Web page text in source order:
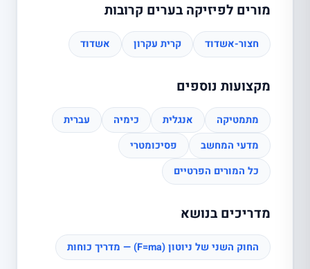
מורים לפיזיקה בערים קרובות
חצור-אשדוד קרית עקרון אשדוד
מקצועות נוספים
מתמטיקה אנגלית כימיה
עברית
מדעי המחשב
פסיכומטרי
כל המורים הפרטיים
מדריכים בנושא
החוק השני של ניוטון (F=ma) — מדריך כוחות